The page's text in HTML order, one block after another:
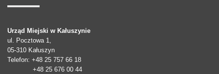
Urząd Miejski w Kałuszynie
ul. Pocztowa 1,
05-310 Kałuszyn
Telefon: +48 25 757 66 18
+48 25 676 00 44